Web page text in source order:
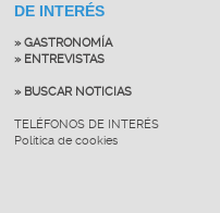
DE INTERÉS
» GASTRONOMÍA
» ENTREVISTAS
» BUSCAR NOTICIAS
TELÉFONOS DE INTERÉS
Política de cookies